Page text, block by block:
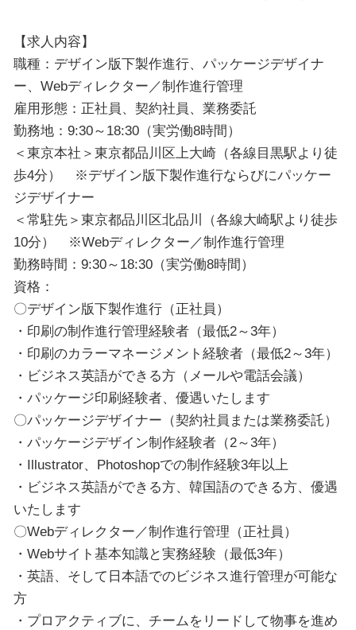
【求人内容】
職種：デザイン版下製作進行、パッケージデザイナ
ー、Webディレクター／制作進行管理
雇用形態：正社員、契約社員、業務委託
勤務地：9:30～18:30（実労働8時間）
＜東京本社＞東京都品川区上大崎（各線目黒駅より徒
歩4分） ※デザイン版下製作進行ならびにパッケー
ジデザイナー
＜常駐先＞東京都品川区北品川（各線大崎駅より徒歩
10分） ※Webディレクター／制作進行管理
勤務時間：9:30～18:30（実労働8時間）
資格：
〇デザイン版下製作進行（正社員）
・印刷の制作進行管理経験者（最低2～3年）
・印刷のカラーマネージメント経験者（最低2～3年）
・ビジネス英語ができる方（メールや電話会議）
・パッケージ印刷経験者、優遇いたします
〇パッケージデザイナー（契約社員または業務委託）
・パッケージデザイン制作経験者（2～3年）
・Illustrator、Photoshopでの制作経験3年以上
・ビジネス英語ができる方、韓国語のできる方、優遇
いたします
〇Webディレクター／制作進行管理（正社員）
・Webサイト基本知識と実務経験（最低3年）
・英語、そして日本語でのビジネス進行管理が可能な
方
・プロアクティブに、チームをリードして物事を進め